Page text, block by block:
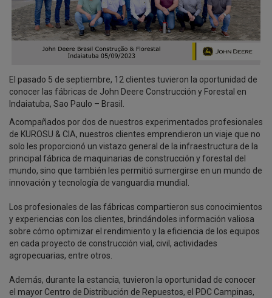
El pasado 5 de septiembre, 12 clientes tuvieron la oportunidad de
conocer las fábricas de John Deere Construcción y Forestal en
Indaiatuba, Sao Paulo – Brasil.
Acompañados por dos de nuestros experimentados profesionales
de KUROSU & CIA, nuestros clientes emprendieron un viaje que no
solo les proporcionó un vistazo general de la infraestructura de la
principal fábrica de maquinarias de construcción y forestal del
mundo, sino que también les permitió sumergirse en un mundo de
innovación y tecnología de vanguardia mundial.
Los profesionales de las fábricas compartieron sus conocimientos
y experiencias con los clientes, brindándoles información valiosa
sobre cómo optimizar el rendimiento y la eficiencia de los equipos
en cada proyecto de construcción vial, civil, actividades
agropecuarias, entre otros.
Además, durante la estancia, tuvieron la oportunidad de conocer
el mayor Centro de Distribución de Repuestos, el PDC Campinas,